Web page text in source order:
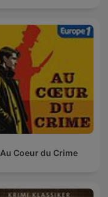
Au Coeur du Crime